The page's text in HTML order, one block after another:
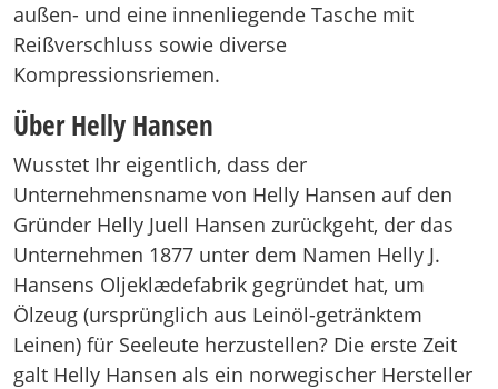
außen- und eine innenliegende Tasche mit
Reißverschluss sowie diverse
Kompressionsriemen.
Über Helly Hansen
Wusstet Ihr eigentlich, dass der
Unternehmensname von Helly Hansen auf den
Gründer Helly Juell Hansen zurückgeht, der das
Unternehmen 1877 unter dem Namen Helly J.
Hansens Oljeklædefabrik gegründet hat, um
Ölzeug (ursprünglich aus Leinöl-getränktem
Leinen) für Seeleute herzustellen? Die erste Zeit
galt Helly Hansen als ein norwegischer Hersteller